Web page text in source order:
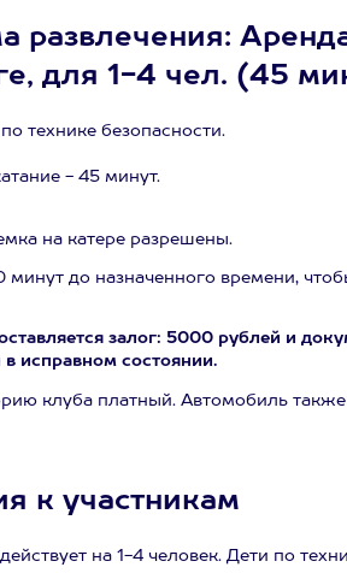
развлечения:
для 1-4 чел. (45
технике безопасности.
- 45 минут.
на катере разрешены.
минут до назначенного времени,
залог: 5000 рублей и
в исправном состоянии.
клуба платный. Автомобиль
к участникам
на 1-4 человек. Дети по